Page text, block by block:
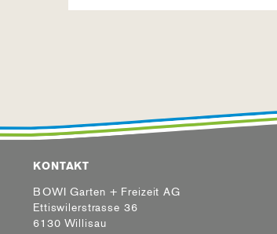
KONTAKT
BOWI Garten + Freizeit AG
Ettiswilerstrasse 36
6130 Willisau